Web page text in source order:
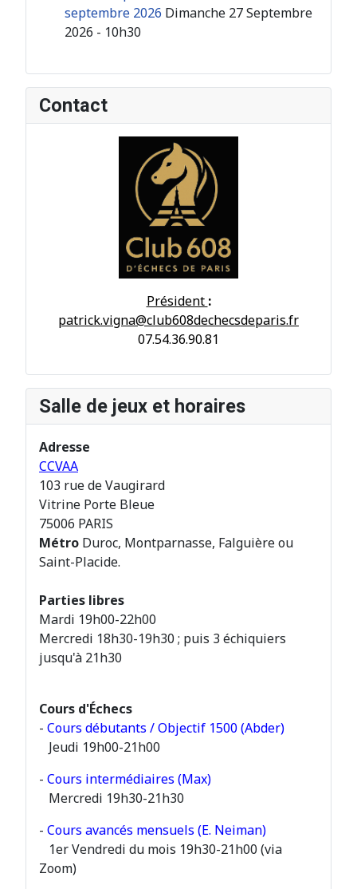
septembre 2026 Dimanche 27 Septembre
2026 - 10h30
Contact
Président :
patrick.vigna@club608dechecsdeparis.fr
07.54.36.90.81
Salle de jeux et horaires
Adresse
CCVAA
103 rue de Vaugirard
Vitrine Porte Bleue
75006 PARIS
Métro Duroc, Montparnasse, Falguière ou
Saint-Placide.
Parties libres
Mardi 19h00-22h00
Mercredi 18h30-19h30 ; puis 3 échiquiers
jusqu'à 21h30
Cours d'Échecs
- Cours débutants / Objectif 1500 (Abder)
Jeudi 19h00-21h00
- Cours intermédiaires (Max)
Mercredi 19h30-21h30
- Cours avancés mensuels (E. Neiman)
1er Vendredi du mois 19h30-21h00 (via
Zoom)